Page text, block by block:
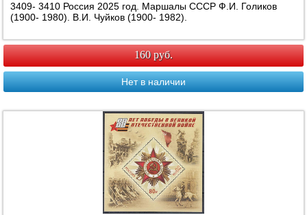
3409- 3410 Россия 2025 год. Маршалы СССР Ф.И. Голиков
(1900- 1980). В.И. Чуйков (1900- 1982).
160 руб.
Нет в наличии